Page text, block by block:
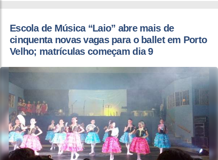
Escola de Música “Laio” abre mais de
cinquenta novas vagas para o ballet em Porto
Velho; matrículas começam dia 9